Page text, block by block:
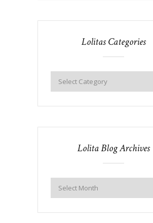
Lolitas Categories
Lolita Blog Archives